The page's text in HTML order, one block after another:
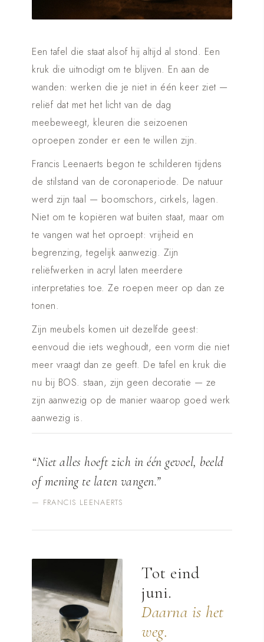
Een tafel die staat alsof hij altijd al stond. Een
kruk die uitnodigt om te blijven. En aan de
wanden: werken die je niet in één keer ziet —
reliëf dat met het licht van de dag
meebeweegt, kleuren die seizoenen
oproepen zonder er een te willen zijn.
Francis Leenaerts begon te schilderen tijdens
de stilstand van de coronaperiode. De natuur
werd zijn taal — boomschors, cirkels, lagen.
Niet om te kopiëren wat buiten staat, maar om
te vangen wat het oproept: vrijheid en
begrenzing, tegelijk aanwezig. Zijn
reliëfwerken in acryl laten meerdere
interpretaties toe. Ze roepen meer op dan ze
tonen.
Zijn meubels komen uit dezelfde geest:
eenvoud die iets weghoudt, een vorm die niet
meer vraagt dan ze geeft. De tafel en kruk die
nu bij BOS. staan, zijn geen decoratie — ze
zijn aanwezig op de manier waarop goed werk
aanwezig is.
“Niet alles hoeft zich in één gevoel, beeld
of mening te laten vangen.”
— FRANCIS LEENAERTS
Tot eind
juni.
Daarna is het
weg.